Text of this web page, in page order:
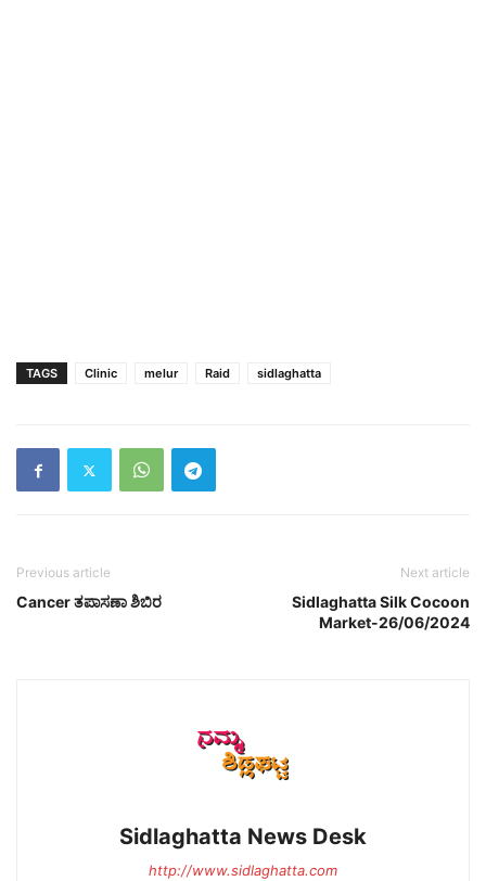
TAGS Clinic melur Raid sidlaghatta
Previous article
Cancer ತಪಾಸಣಾ ಶಿಬಿರ
Next article
Sidlaghatta Silk Cocoon
Market-26/06/2024
Sidlaghatta News Desk
http://www.sidlaghatta.com